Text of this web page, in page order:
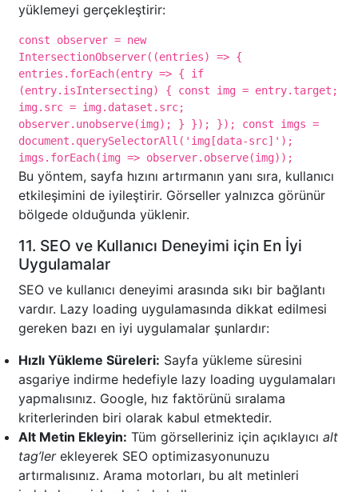
yüklemeyi gerçekleştirir:
const observer = new
IntersectionObserver((entries) => {
entries.forEach(entry => { if
(entry.isIntersecting) { const img = entry.target;
img.src = img.dataset.src;
observer.unobserve(img); } }); }); const imgs =
document.querySelectorAll('img[data-src]');
imgs.forEach(img => observer.observe(img));
Bu yöntem, sayfa hızını artırmanın yanı sıra, kullanıcı
etkileşimini de iyileştirir. Görseller yalnızca görünür
bölgede olduğunda yüklenir.
11. SEO ve Kullanıcı Deneyimi için En İyi
Uygulamalar
SEO ve kullanıcı deneyimi arasında sıkı bir bağlantı
vardır. Lazy loading uygulamasında dikkat edilmesi
gereken bazı en iyi uygulamalar şunlardır:
Hızlı Yükleme Süreleri: Sayfa yükleme süresini
asgariye indirme hedefiyle lazy loading uygulamaları
yapmalısınız. Google, hız faktörünü sıralama
kriterlerinden biri olarak kabul etmektedir.
Alt Metin Ekleyin: Tüm görselleriniz için açıklayıcı alt
tag’lerekleyerek SEO optimizasyonunuzu
artırmalısınız. Arama motorları, bu alt metinleri